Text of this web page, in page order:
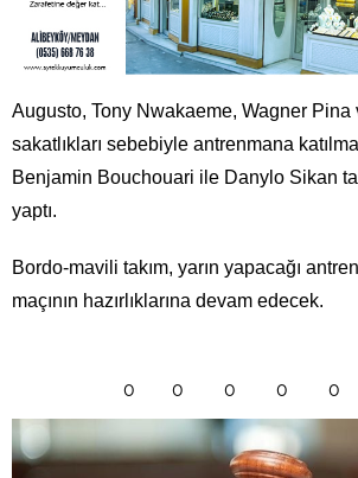
Augusto, Tony Nwakaeme, Wagner Pina
sakatlıkları sebebiyle antrenmana
Benjamin Bouchouari ile Danylo Sikan
yaptı.
Bordo-mavili takım, yarın yapacağı
maçının hazırlıklarına devam edecek.
0 0 0 0 0